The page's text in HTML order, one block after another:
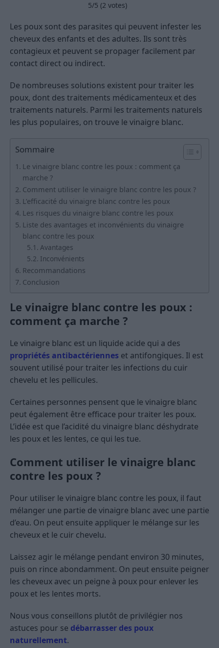
5/5 (2 votes)
Les poux sont des parasites qui peuvent infester les
cheveux des enfants et des adultes. Ils sont très
contagieux et peuvent se propager facilement par
contact direct ou indirect.
De nombreuses solutions existent pour traiter les
poux, dont des traitements médicamenteux et des
traitements naturels. Parmi les traitements naturels
les plus populaires, on trouve le vinaigre blanc.
Sommaire
Le vinaigre blanc contre les poux : comment ça
marche ?
Comment utiliser le vinaigre blanc contre les poux ?
L’efficacité du vinaigre blanc contre les poux
Les risques du vinaigre blanc contre les poux
Liste des avantages et inconvénients du vinaigre
blanc contre les poux
Avantages
Inconvénients
Recommandations
Conclusion
Le vinaigre blanc contre les poux :
comment ça marche ?
Le vinaigre blanc est un liquide acide qui a des
propriétés antibactériennes et antifongiques. Il est
souvent utilisé pour traiter les infections du cuir
chevelu et les pellicules.
Certaines personnes pensent que le vinaigre blanc
peut également être efficace pour traiter les poux.
L’idée est que l’acidité du vinaigre blanc déshydrate
les poux et les lentes, ce qui les tue.
Comment utiliser le vinaigre blanc
contre les poux ?
Pour utiliser le vinaigre blanc contre les poux, il faut
mélanger une partie de vinaigre blanc avec une partie
d’eau. On peut ensuite appliquer le mélange sur les
cheveux et le cuir chevelu.
Laissez agir le mélange pendant environ 30 minutes,
puis on rince abondamment. On peut ensuite peigner
les cheveux avec un peigne à poux pour enlever les
poux et les lentes morts.
Nous vous conseillons plutôt de privilégier nos
astuces pour se débarrasser des poux
naturellement.